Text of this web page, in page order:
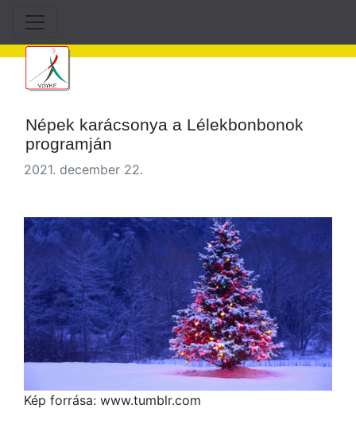
Népek karácsonya a Lélekbonbonok
programján
2021. december 22.
Kép forrása: www.tumblr.com